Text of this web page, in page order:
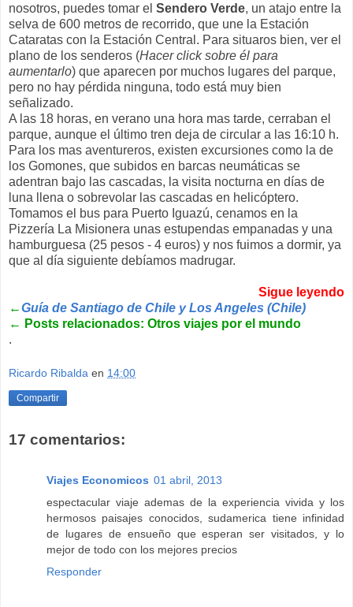
nosotros, puedes tomar el Sendero Verde, un atajo entre la
selva de 600 metros de recorrido, que une la Estación
Cataratas con la Estación Central. Para situaros bien, ver el
plano de los senderos (Hacer click sobre él para
aumentarlo) que aparecen por muchos lugares del parque,
pero no hay pérdida ninguna, todo está muy bien
señalizado.
A las 18 horas, en verano una hora mas tarde, cerraban el
parque, aunque el último tren deja de circular a las 16:10 h.
Para los mas aventureros, existen excursiones como la de
los Gomones, que subidos en barcas neumáticas se
adentran bajo las cascadas, la visita nocturna en días de
luna llena o sobrevolar las cascadas en helicóptero.
Tomamos el bus para Puerto Iguazú, cenamos en la
Pizzería La Misionera unas estupendas empanadas y una
hamburguesa (25 pesos - 4 euros) y nos fuimos a dormir, ya
que al día siguiente debíamos madrugar.
Sigue leyendo
←Guía de Santiago de Chile y Los Angeles (Chile)
← Posts relacionados: Otros viajes por el mundo
.
Ricardo Ribalda en 14:00
Compartir
17 comentarios:
Viajes Economicos 01 abril, 2013
espectacular viaje ademas de la experiencia vivida y los
hermosos paisajes conocidos, sudamerica tiene infinidad
de lugares de ensueño que esperan ser visitados, y lo
mejor de todo con los mejores precios
Responder